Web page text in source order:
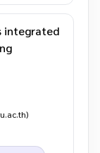
integrated